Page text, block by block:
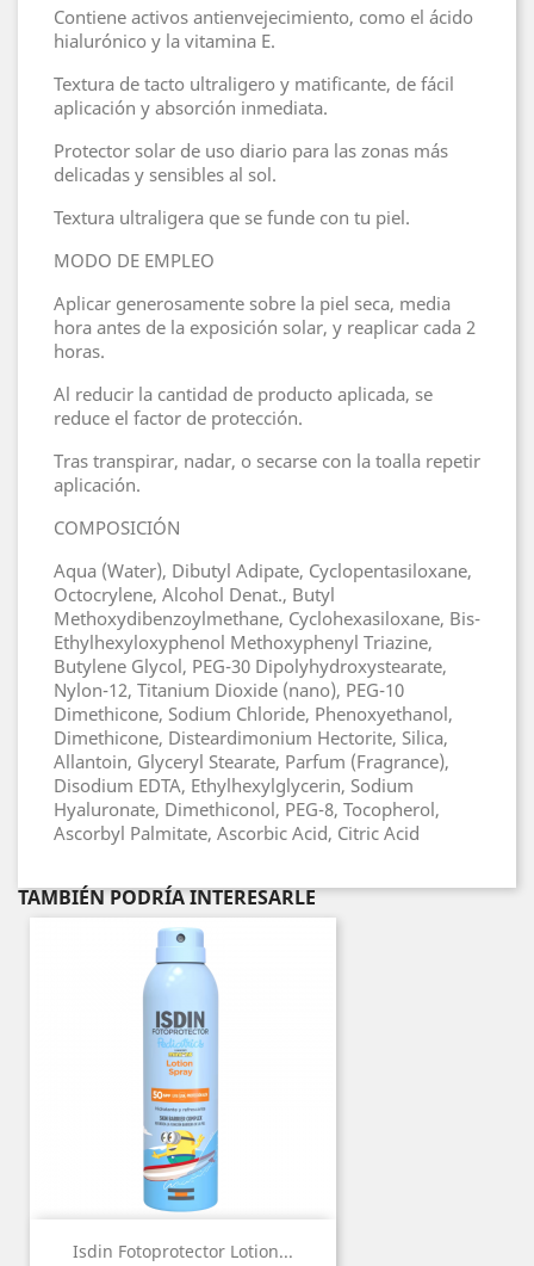
Contiene activos antienvejecimiento, como el ácido
hialurónico y la vitamina E.
Textura de tacto ultraligero y matificante, de fácil
aplicación y absorción inmediata.
Protector solar de uso diario para las zonas más
delicadas y sensibles al sol.
Textura ultraligera que se funde con tu piel.
MODO DE EMPLEO
Aplicar generosamente sobre la piel seca, media
hora antes de la exposición solar, y reaplicar cada 2
horas.
Al reducir la cantidad de producto aplicada, se
reduce el factor de protección.
Tras transpirar, nadar, o secarse con la toalla repetir
aplicación.
COMPOSICIÓN
Aqua (Water), Dibutyl Adipate, Cyclopentasiloxane,
Octocrylene, Alcohol Denat., Butyl
Methoxydibenzoylmethane, Cyclohexasiloxane, Bis-
Ethylhexyloxyphenol Methoxyphenyl Triazine,
Butylene Glycol, PEG-30 Dipolyhydroxystearate,
Nylon-12, Titanium Dioxide (nano), PEG-10
Dimethicone, Sodium Chloride, Phenoxyethanol,
Dimethicone, Disteardimonium Hectorite, Silica,
Allantoin, Glyceryl Stearate, Parfum (Fragrance),
Disodium EDTA, Ethylhexylglycerin, Sodium
Hyaluronate, Dimethiconol, PEG-8, Tocopherol,
Ascorbyl Palmitate, Ascorbic Acid, Citric Acid
TAMBIÉN PODRÍA INTERESARLE
Isdin Fotoprotector Lotion...